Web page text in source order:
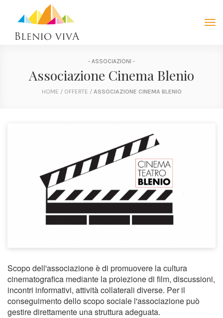
- ASSOCIAZIONI -
Associazione Cinema Blenio
HOME / OFFERTE / ASSOCIAZIONE CINEMA BLENIO
Scopo dell'associazione è di promuovere la cultura
cinematografica mediante la proiezione di film, discussioni,
incontri informativi, attività collaterali diverse. Per il
conseguimento dello scopo sociale l'associazione può
gestire direttamente una struttura adeguata.